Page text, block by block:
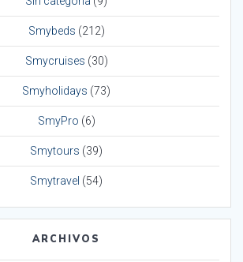
Smybeds (212)
Smycruises (30)
Smyholidays (73)
SmyPro (6)
Smytours (39)
Smytravel (54)
ARCHIVOS